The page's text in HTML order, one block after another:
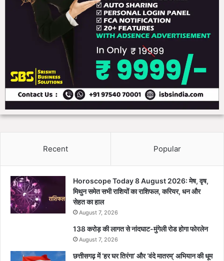
Recent Popular
Horoscope Today 8 August 2026: मेष, वृष,
मिथुन समेत सभी राशियों का राशिफल, करियर, धन और
सेहत का हाल
August 7, 2026
138 करोड़ की लागत से नांदघाट-मुंगेली रोड होगा फोरलेन
August 7, 2026
छत्तीसगढ़ में ‘हर घर तिरंगा’ और ‘वंदे मातरम्’ अभियान की धूम